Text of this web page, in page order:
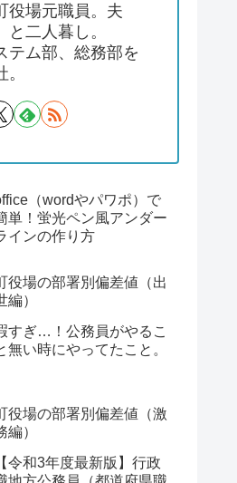
役場元職員。夫
と二人暮し。
テム部、総務部を
（wordやパワポ）で
単！蛍光ペン風アンダー
インの作り方
役場の部署別偏差値（出
編）
すぎ…！公務員がやるこ
無い時にやってたこと。
役場の部署別偏差値（激
編）
【令和3年度最新版】行政